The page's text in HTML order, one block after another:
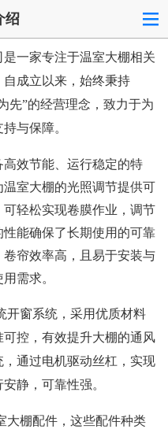
绍
是一家专注于温室大棚相关
成立以来，始终秉持
先”的经营理念，致力于为
与保障。
效节能、运行稳定的特
室大棚的光照调节提供可
轻松实现卷膜作业，调节
能确保了长期使用的可靠
帘效率高，且易于安装与
需求。
开窗系统，采用优质材料
控，有效提升大棚的通风
通过电机驱动丝杠，实现
静，可靠性强。
大棚配件，这些配件种类